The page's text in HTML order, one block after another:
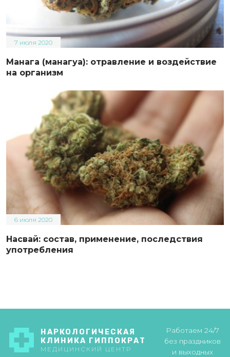
7 июля 2020
Манага (манагуа): отравление и воздействие
на организм
6 июля 2020
Насвай: состав, применение, последствия
употребления
НАРКОЛОГИЧЕСКАЯ
КЛИНИКА ГИППОКРАТ
МЕДИЦИНСКИЙ ЦЕНТР
Работаем 24/7
без праздников
и выходных